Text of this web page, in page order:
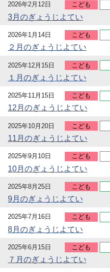
2026年2月12日 こども
3月のぎょうじよてい
2026年1月14日 こども
２月のぎょうじよてい
2025年12月15日 こども
１月のぎょうじよてい
2025年11月15日 こども
12月のぎょうじよてい
2025年10月20日 こども
11月のぎょうじよてい
2025年9月10日 こども
10月のぎょうじよてい
2025年8月25日 こども
9月のぎょうじよてい
2025年7月16日 こども
8月のぎょうじよてい
2025年6月15日 こども
７月のぎょうじよてい